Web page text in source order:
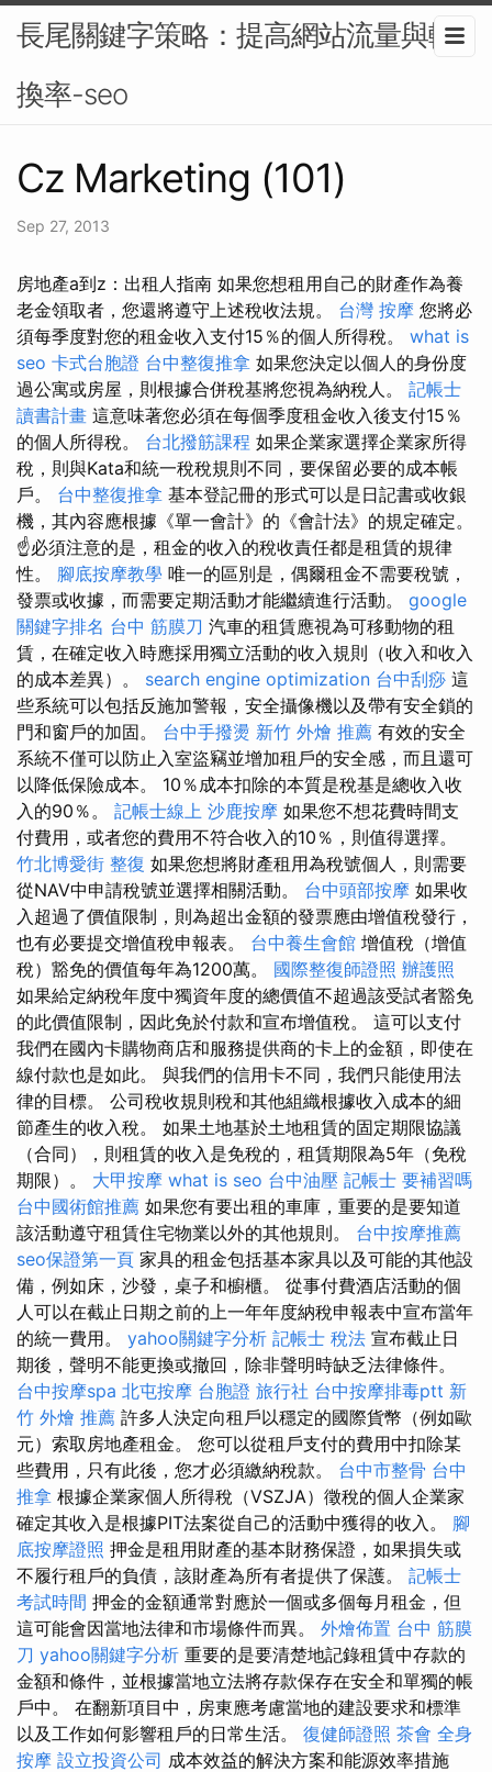
長尾關鍵字策略：提高網站流量與轉
換率-seo
Cz Marketing (101)
Sep 27, 2013
房地產a到z：出租人指南 如果您想租用自己的財產作為養
老金領取者，您還將遵守上述稅收法規。 台灣 按摩 您將必
須每季度對您的租金收入支付15％的個人所得稅。 what is
seo 卡式台胞證 台中整復推拿 如果您決定以個人的身份度
過公寓或房屋，則根據合併稅基將您視為納稅人。 記帳士
讀書計畫 這意味著您必須在每個季度租金收入後支付15％
的個人所得稅。 台北撥筋課程 如果企業家選擇企業家所得
稅，則與Kata和統一稅稅規則不同，要保留必要的成本帳
戶。 台中整復推拿 基本登記冊的形式可以是日記書或收銀
機，其內容應根據《單一會計》的《會計法》的規定確定。
☝必須注意的是，租金的收入的稅收責任都是租賃的規律
性。 腳底按摩教學 唯一的區別是，偶爾租金不需要稅號，
發票或收據，而需要定期活動才能繼續進行活動。 google
關鍵字排名 台中 筋膜刀 汽車的租賃應視為可移動物的租
賃，在確定收入時應採用獨立活動的收入規則（收入和收入
的成本差異）。 search engine optimization 台中刮痧 這
些系統可以包括反施加警報，安全攝像機以及帶有安全鎖的
門和窗戶的加固。 台中手撥燙 新竹 外燴 推薦 有效的安全
系統不僅可以防止入室盜竊並增加租戶的安全感，而且還可
以降低保險成本。 10％成本扣除的本質是稅基是總收入收
入的90％。 記帳士線上 沙鹿按摩 如果您不想花費時間支
付費用，或者您的費用不符合收入的10％，則值得選擇。
竹北博愛街 整復 如果您想將財產租用為稅號個人，則需要
從NAV中申請稅號並選擇相關活動。 台中頭部按摩 如果收
入超過了價值限制，則為超出金額的發票應由增值稅發行，
也有必要提交增值稅申報表。 台中養生會館 增值稅（增值
稅）豁免的價值每年為1200萬。 國際整復師證照 辦護照
如果給定納稅年度中獨資年度的總價值不超過該受試者豁免
的此價值限制，因此免於付款和宣布增值稅。 這可以支付
我們在國內卡購物商店和服務提供商的卡上的金額，即使在
線付款也是如此。 與我們的信用卡不同，我們只能使用法
律的目標。 公司稅收規則稅和其他組織根據收入成本的細
節產生的收入稅。 如果土地基於土地租賃的固定期限協議
（合同），則租賃的收入是免稅的，租賃期限為5年（免稅
期限）。 大甲按摩 what is seo 台中油壓 記帳士 要補習嗎
台中國術館推薦 如果您有要出租的車庫，重要的是要知道
該活動遵守租賃住宅物業以外的其他規則。 台中按摩推薦
seo保證第一頁 家具的租金包括基本家具以及可能的其他設
備，例如床，沙發，桌子和櫥櫃。 從事付費酒店活動的個
人可以在截止日期之前的上一年年度納稅申報表中宣布當年
的統一費用。 yahoo關鍵字分析 記帳士 稅法 宣布截止日
期後，聲明不能更換或撤回，除非聲明時缺乏法律條件。
台中按摩spa 北屯按摩 台胞證 旅行社 台中按摩排毒ptt 新
竹 外燴 推薦 許多人決定向租戶以穩定的國際貨幣（例如歐
元）索取房地產租金。 您可以從租戶支付的費用中扣除某
些費用，只有此後，您才必須繳納稅款。 台中市整骨 台中
推拿 根據企業家個人所得稅（VSZJA）徵稅的個人企業家
確定其收入是根據PIT法案從自己的活動中獲得的收入。 腳
底按摩證照 押金是租用財產的基本財務保證，如果損失或
不履行租戶的負債，該財產為所有者提供了保護。 記帳士
考試時間 押金的金額通常對應於一個或多個每月租金，但
這可能會因當地法律和市場條件而異。 外燴佈置 台中 筋膜
刀 yahoo關鍵字分析 重要的是要清楚地記錄租賃中存款的
金額和條件，並根據當地立法將存款保存在安全和單獨的帳
戶中。 在翻新項目中，房東應考慮當地的建設要求和標準
以及工作如何影響租戶的日常生活。 復健師證照 茶會 全身
按摩 設立投資公司 成本效益的解決方案和能源效率措施